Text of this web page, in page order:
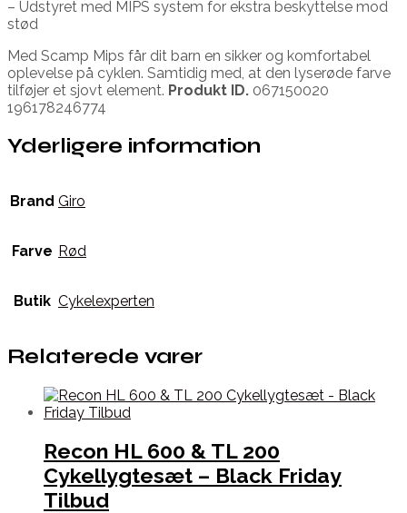
– Udstyret med MIPS system for ekstra beskyttelse mod
stød
Med Scamp Mips får dit barn en sikker og komfortabel
oplevelse på cyklen. Samtidig med, at den lyserøde farve
tilføjer et sjovt element. Produkt ID. 067150020
196178246774
Yderligere information
Brand Giro
Farve Rød
Butik Cykelexperten
Relaterede varer
Recon HL 600 & TL 200
Cykellygtesæt – Black Friday
Tilbud